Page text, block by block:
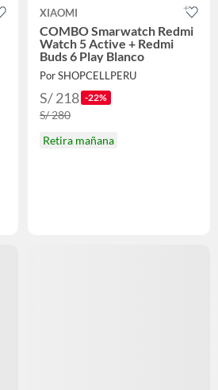
XIAOMI
COMBO Smarwatch Redmi
Watch 5 Active + Redmi
Buds 6 Play Blanco
Por SHOPCELLPERU
S/ 218 -22%
S/ 280
Retira mañana